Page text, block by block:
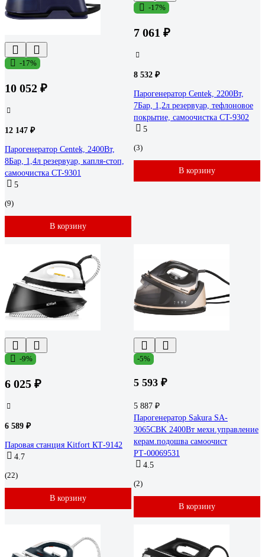
-17%
10 052 ₽
12 147 ₽
Парогенератор Centek, 2400Вт,
8Бар, 1,4л резервуар, капля-стоп,
самоочистка CT-9301
5
(9)
В корзину
-17%
7 061 ₽
8 532 ₽
Парогенератор Centek, 2200Вт,
7Бар, 1,2л резервуар, тефлоновое
покрытие, самоочистка CT-9302
5
(3)
В корзину
-9%
6 025 ₽
6 589 ₽
Паровая станция Kitfort КТ-9142
4.7
(22)
В корзину
-5%
5 593 ₽
5 887 ₽
Парогенератор Sakura SA-
3065CBK 2400Вт мехн.управление
керам.подошва самоочист
РТ-00069531
4.5
(2)
В корзину